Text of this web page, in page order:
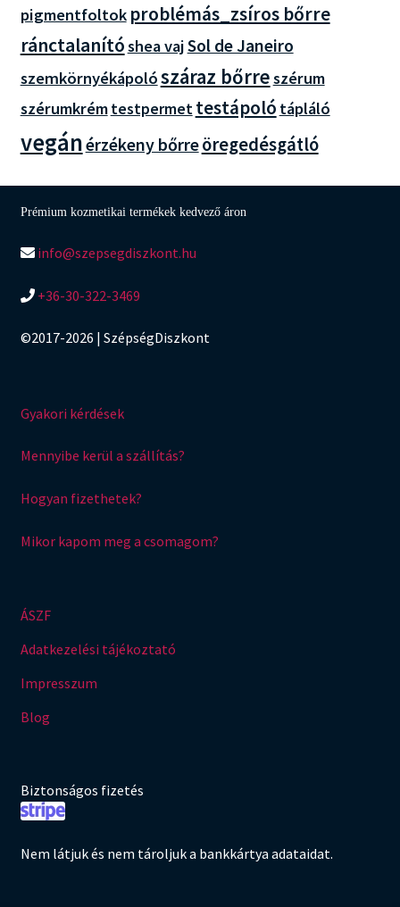
pigmentfoltok problémás_zsíros bőrre
ránctalanítóshea vajSol de Janeiro
szemkörnyékápolószáraz bőrreszérum
szérumkrémtestpermettestápoló tápláló
vegánérzékeny bőrreöregedésgátló
Prémium kozmetikai termékek kedvező áron
info@szepsegdiszkont.hu
+36-30-322-3469
©2017-2026 | SzépségDiszkont
Gyakori kérdések
Mennyibe kerül a szállítás?
Hogyan fizethetek?
Mikor kapom meg a csomagom?
ÁSZF
Adatkezelési tájékoztató
Impresszum
Blog
Biztonságos fizetés
Nem látjuk és nem tároljuk a bankkártya adataidat.